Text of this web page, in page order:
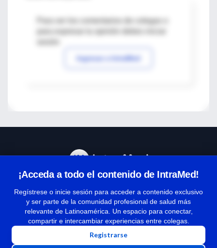
Para ver los comentarios de colegas o
Ingresar a IntraMed
¡Acceda a todo el contenido de IntraMed!
Regístrese o inicie sesión para acceder a contenido exclusivo
y ser parte de la comunidad profesional de salud más
relevante de Latinoamérica. Un espacio para conectar,
compartir e intercambiar experiencias entre colegas.
Registrarse
Términos y condiciones
| Políticas de privacidad
| Todos los derechos reservados | Copyright 1997-2026